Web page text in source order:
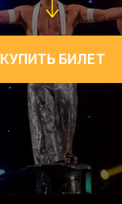
КУПИТЬ БИЛЕТ